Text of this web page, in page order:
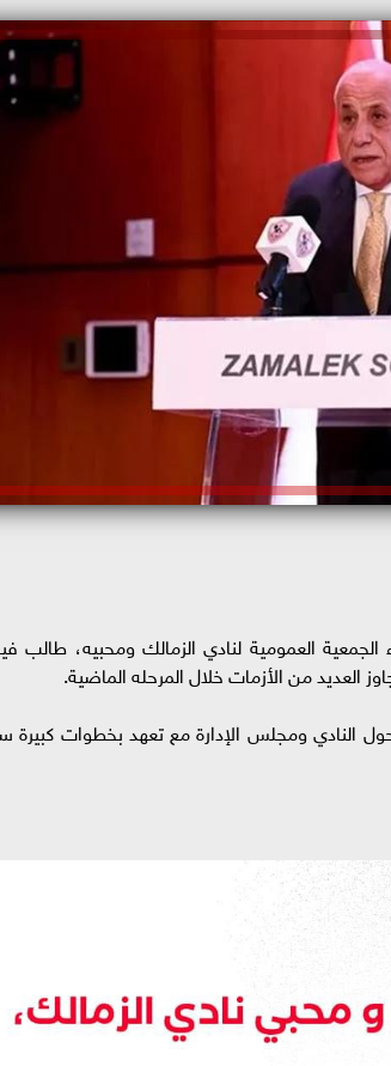
العمومية لنادي الزمالك ومحبيه، طالب
العديد من الأزمات خلال المرحله الماضية.
النادي ومجلس الإدارة مع تعهد بخطوات كبيرة